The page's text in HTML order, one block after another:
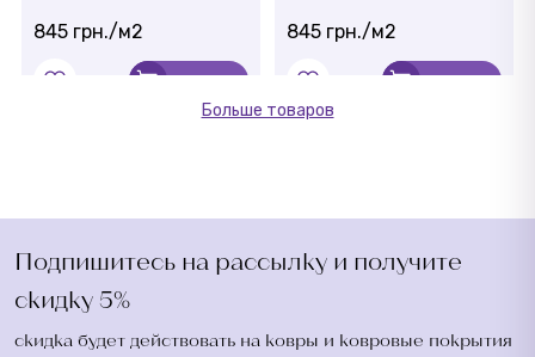
845 грн./м2
Купить
845 грн./м2
Купить
Больше товаров
Подпишитесь на рассылку и получите
скидку 5%
скидка будет действовать на ковры и ковровые покрытия